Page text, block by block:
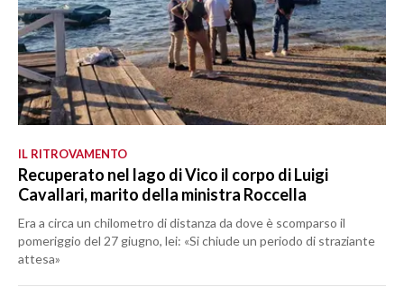
IL RITROVAMENTO
Recuperato nel lago di Vico il corpo di Luigi
Cavallari, marito della ministra Roccella
Era a circa un chilometro di distanza da dove è scomparso il
pomeriggio del 27 giugno, lei: «Si chiude un periodo di straziante
attesa»